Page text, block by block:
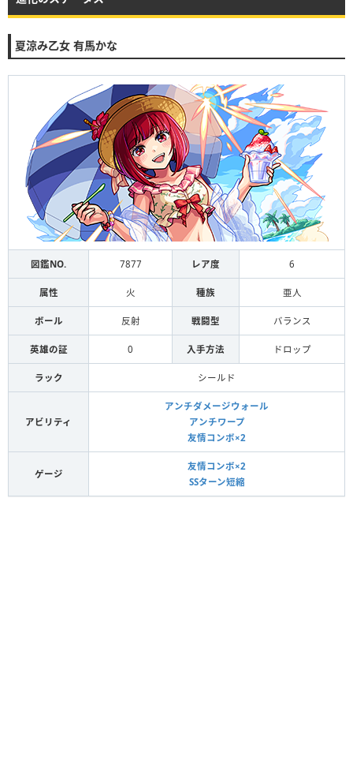
夏涼み乙女 有馬かな
図鑑NO. 7877 レア度 6
属性 火 種族 亜人
ボール 反射 戦闘型 バランス
英雄の証 0 入手方法 ドロップ
ラック シールド
アビリティ
アンチダメージウォール
アンチワープ
友情コンボ×2
ゲージ
友情コンボ×2
SSターン短縮